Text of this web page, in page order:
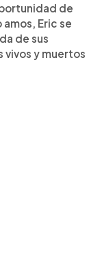
de
Eric se
de sus
vivos y muertos